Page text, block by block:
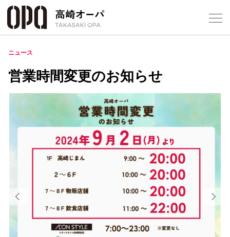
ニュース
営業時間変更のお知らせ
フロア
レスト
アクセ
スタッ